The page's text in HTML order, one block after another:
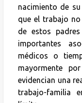
nacimiento de
que el trabajo
de estos
importantes
médicos o
mayormente
evidencian una
trabajo-familia